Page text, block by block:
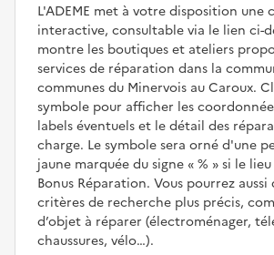
L'ADEME met à votre disposition une
interactive, consultable via le lien ci-
montre les boutiques et ateliers
services de réparation dans la
communes du Minervois au Caroux.
symbole pour afficher les
labels éventuels et le détail des
charge. Le symbole sera orné d'une
jaune marquée du signe
%
si le
Bonus Réparation. Vous pourrez
critères de recherche plus précis,
d’objet à réparer (électroménager,
chaussures, vélo…).